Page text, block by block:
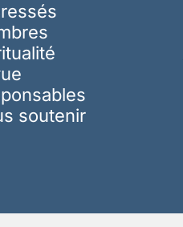
soutenir